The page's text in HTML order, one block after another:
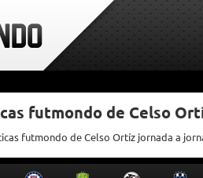
futmondo de Celso
futmondo de Celso Ortíz jornada a